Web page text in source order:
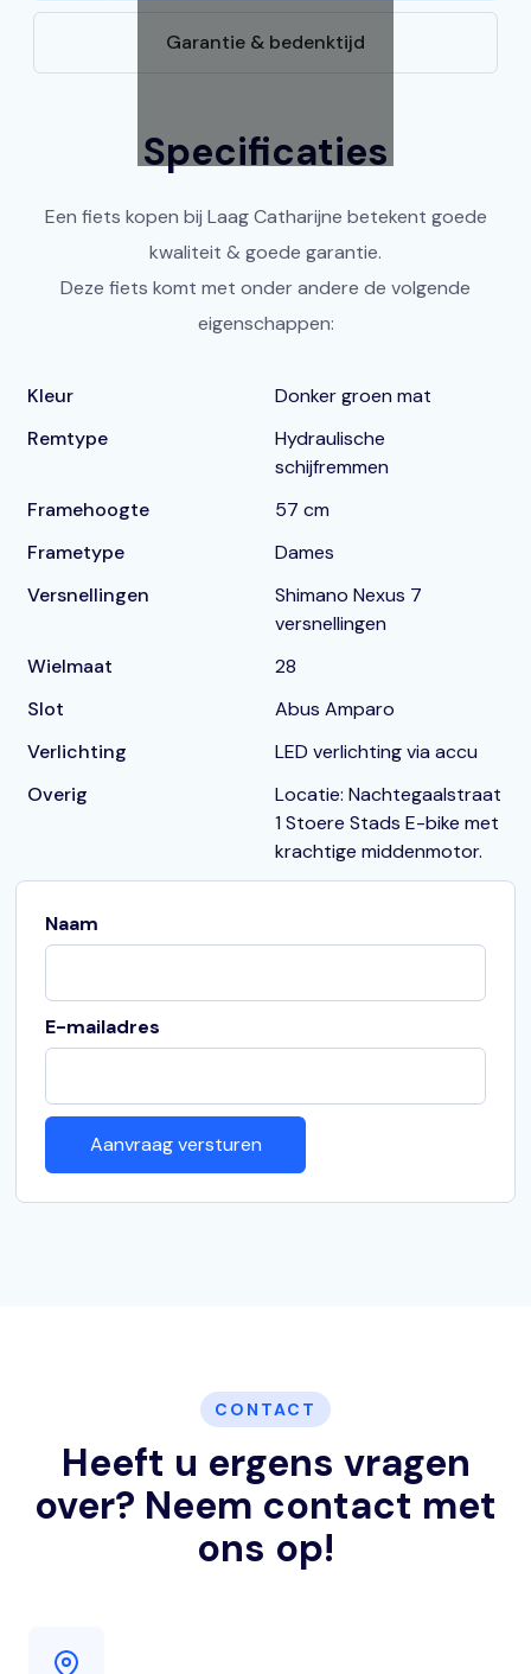
Garantie & bedenktijd
Specificaties
Een fiets kopen bij Laag Catharijne betekent goede
kwaliteit & goede garantie.
Deze fiets komt met onder andere de volgende
eigenschappen:
Kleur
Donker groen mat
Remtype
Hydraulische
schijfremmen
Framehoogte
57 cm
Frametype
Dames
Versnellingen
Shimano Nexus 7
versnellingen
Wielmaat
28
Slot
Abus Amparo
Verlichting
LED verlichting via accu
Overig
Locatie: Nachtegaalstraat
1 Stoere Stads E-bike met
krachtige middenmotor.
Naam
E-mailadres
CONTACT
Heeft u ergens vragen
over? Neem contact met
ons op!